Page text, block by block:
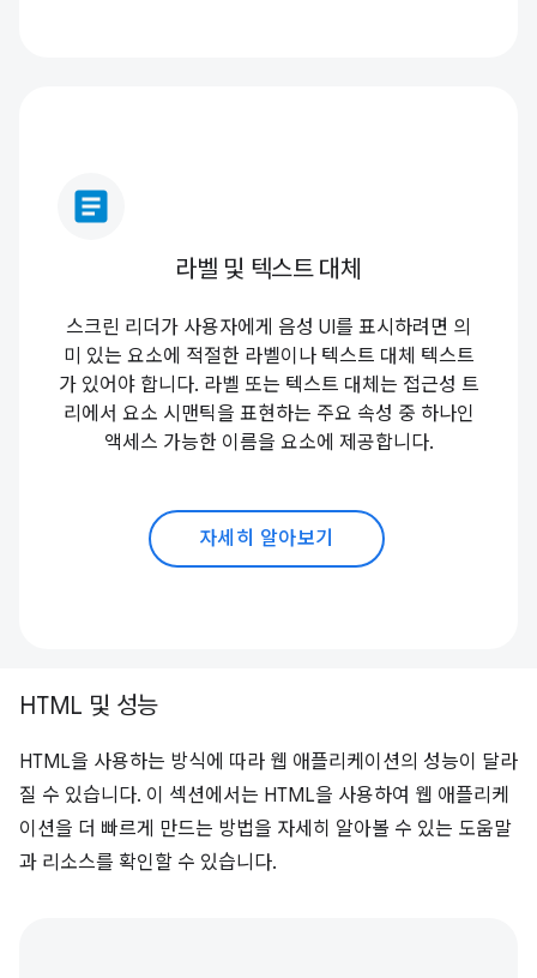
article
라벨 및 텍스트 대체
스크린 리더가 사용자에게 음성 UI를 표시하려면 의
미 있는 요소에 적절한 라벨이나 텍스트 대체 텍스트
가 있어야 합니다. 라벨 또는 텍스트 대체는 접근성 트
리에서 요소 시맨틱을 표현하는 주요 속성 중 하나인
액세스 가능한 이름을 요소에 제공합니다.
자세히 알아보기
HTML 및 성능
HTML을 사용하는 방식에 따라 웹 애플리케이션의 성능이 달라
질 수 있습니다. 이 섹션에서는 HTML을 사용하여 웹 애플리케
이션을 더 빠르게 만드는 방법을 자세히 알아볼 수 있는 도움말
과 리소스를 확인할 수 있습니다.